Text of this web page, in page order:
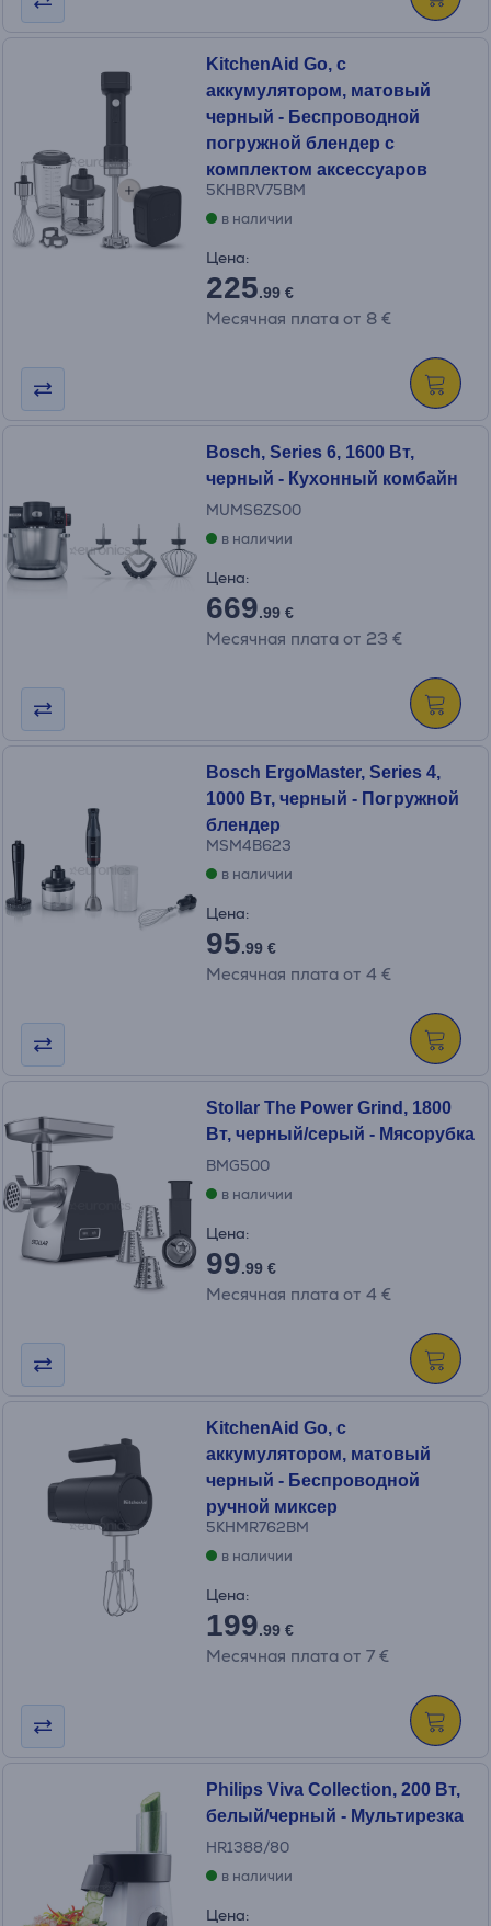
KitchenAid Go, с
аккумулятором, матовый
черный - Беспроводной
погружной блендер с
комплектом аксессуаров
5KHBRV75BM
в наличии
Цена:
225.99 €
Месячная плата от 8 €
Bosch, Series 6, 1600 Вт,
черный - Кухонный комбайн
MUMS6ZS00
в наличии
Цена:
669.99 €
Месячная плата от 23 €
Bosch ErgoMaster, Series 4,
1000 Вт, черный - Погружной
блендер
MSM4B623
в наличии
Цена:
95.99 €
Месячная плата от 4 €
Stollar The Power Grind, 1800
Вт, черный/серый - Мясорубка
BMG500
в наличии
Цена:
99.99 €
Месячная плата от 4 €
KitchenAid Go, с
аккумулятором, матовый
черный - Беспроводной
ручной миксер
5KHMR762BM
в наличии
Цена:
199.99 €
Месячная плата от 7 €
Philips Viva Collection, 200 Вт,
белый/черный - Мультирезка
HR1388/80
в наличии
Цена: